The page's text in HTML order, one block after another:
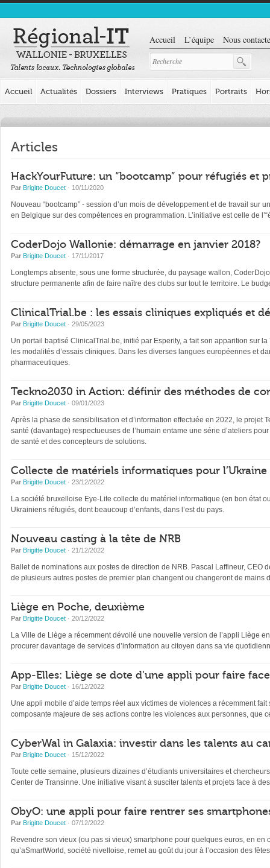
Accueil L’équipe Nous
Accueil Actualités Dossiers Interviews Pratiques Portraits
Articles
HackYourFuture: un “bootcamp” pour réfugiés et
Par Brigitte Doucet · 10/11/2020
Nouveau “bootcamp” - session d’un mois de développement et de travail
en Belgique sur des compétences en programmation. L’initiative est celle de
CoderDojo Wallonie: démarrage en janvier 2018?
Par Brigitte Doucet · 17/11/2017
Longtemps absente, sous une forme structurée, du paysage wallon,
structure permanente afin de faire naître des clubs sur tout le territoire. Le
ClinicalTrial.be : les essais cliniques expliqués et
Par Brigitte Doucet · 29/05/2023
Un portail baptisé ClinicalTrial.be, initié par Esperity, a fait son apparition sur
les modalités d’essais cliniques. Dans les diverses langues européennes et
pharmaceutiques.
Teckno2030 in Action: définir des méthodes de
Par Brigitte Doucet · 09/01/2023
Après la phase de sensibilisation et d’information effectuée en 2022, le projet
santé (davantage) respectueuses de l’humain entame une série d’ateliers
de santé et des concepteurs de solutions.
Collecte de matériels informatiques pour l’Ukraine
Par Brigitte Doucet · 23/12/2022
La société bruxelloise Eye-Lite collecte du matériel informatique (en bon état
Ukrainiens réfugiés, dont beaucoup d’enfants, dans l’est du pays.
Nouveau casting à la tête de NRB
Par Brigitte Doucet · 21/12/2022
Ballet de nominations aux postes de direction de NRB. Pascal Laffineur,
de plusieurs autres postes de premier plan changent ou changeront de mains
Liège en Poche, deuxième
Par Brigitte Doucet · 20/12/2022
La Ville de Liège a récemment dévoilé une nouvelle version de l’appli Liège
procurer davantage de services d’information au citoyen dans sa vie
App-Elles: Liège se dote d’une appli pour faire
Par Brigitte Doucet · 16/12/2022
Une appli mobile d’aide temps réel aux victimes de violences a récemment
composante majeure de ses actions contre les violences aux personnes, que
CyberWal in Galaxia: investir dans les talents au
Par Brigitte Doucet · 15/12/2022
Toute cette semaine, plusieurs dizaines d’étudiants universitaires et
Center de Transinne. Une initiative visant à susciter talents et projets face à
ObyO: une appli pour faire rentrer ses
Par Brigitte Doucet · 07/12/2022
Revendre son vieux (ou pas si vieux) smartphone pour quelques euros, en
qu’aSmartWorld, société nivelloise, remet au goût du jour à l’occasion des